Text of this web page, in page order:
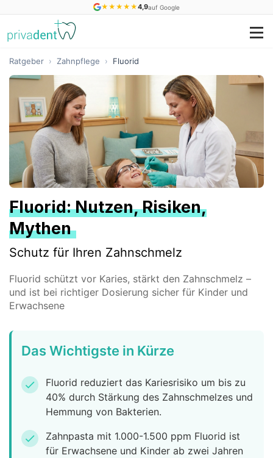
★ ★ ★ ★ ★4,9auf Google
Ratgeber › Zahnpflege › Fluorid
Fluorid: Nutzen, Risiken,
Mythen
Schutz für Ihren Zahnschmelz
Fluorid schützt vor Karies, stärkt den Zahnschmelz –
und ist bei richtiger Dosierung sicher für Kinder und
Erwachsene
Das Wichtigste in Kürze
check
Fluorid reduziert das Kariesrisiko um bis zu
40% durch Stärkung des Zahnschmelzes und
Hemmung von Bakterien.
check
Zahnpasta mit 1.000-1.500 ppm Fluorid ist
für Erwachsene und Kinder ab zwei Jahren